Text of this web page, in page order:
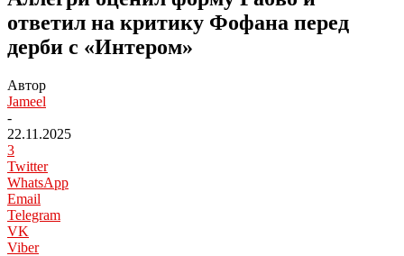
ответил на критику Фофана перед
дерби с «Интером»
Автор
Jameel
-
22.11.2025
3
Twitter
WhatsApp
Email
Telegram
VK
Viber